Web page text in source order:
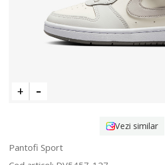
Vezi similar
Pantofi Sport